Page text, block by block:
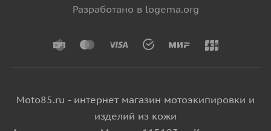
Разработано в logema.org
Moto85.ru - интернет магазин мотоэкипировки и
изделий из кожи